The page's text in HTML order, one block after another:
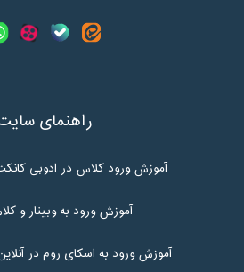
راهنمای
آموزش ورود کلاس در ادوبی کانکت
آموزش ورود به وبینار و
آموزش ورود به اسکای روم در